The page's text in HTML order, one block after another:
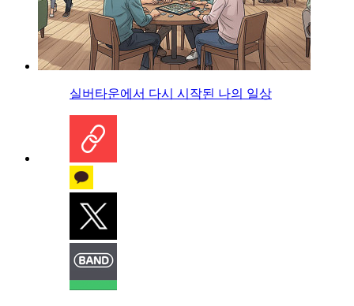
실버타운에서 다시 시작된 나의 일상